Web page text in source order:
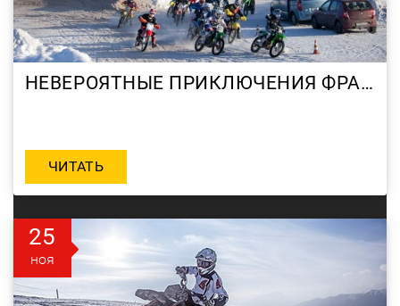
НЕВЕРОЯТНЫЕ ПРИКЛЮЧЕНИЯ ФРАНЦУЗА В МОТОШКОЛЕ RRG! ИЛИ MOUJIK ТЫ ИЛИ НЕТ?
ЧИТАТЬ
25
ноя